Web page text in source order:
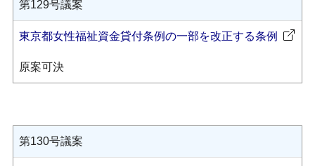
第129号議案
東京都女性福祉資金貸付条例の一部を改正する条例
原案可決
第130号議案